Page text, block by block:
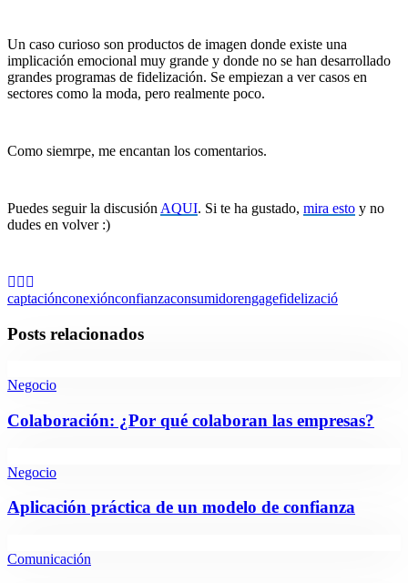
Un caso curioso son productos de imagen donde existe una
implicación emocional muy grande y donde no se han desarrollado
grandes programas de fidelización. Se empiezan a ver casos en
sectores como la moda, pero realmente poco.
Como siemrpe, me encantan los comentarios.
Puedes seguir la discusión AQUI. Si te ha gustado, mira esto y no
dudes en volver :)
captaciónconexiónconfianzaconsumidorengagefidelizació
Posts relacionados
Negocio
Colaboración: ¿Por qué colaboran las empresas?
Negocio
Aplicación práctica de un modelo de confianza
Comunicación